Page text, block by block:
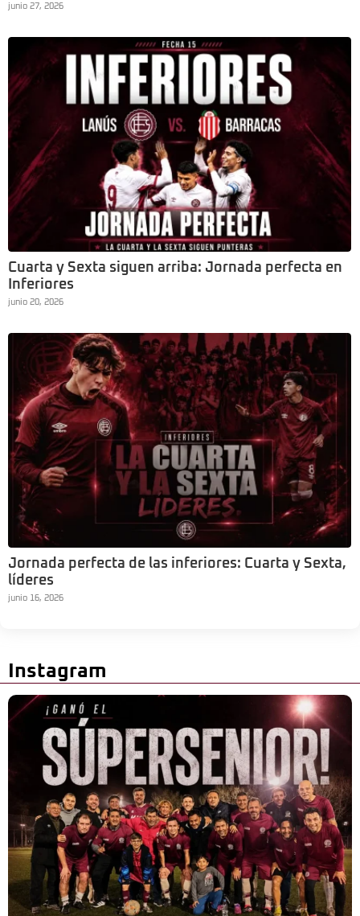
junio 27, 2026
Cuarta y Sexta siguen arriba: Jornada perfecta en
Inferiores
junio 20, 2026
Jornada perfecta de las inferiores: Cuarta y Sexta,
líderes
junio 16, 2026
Instagram